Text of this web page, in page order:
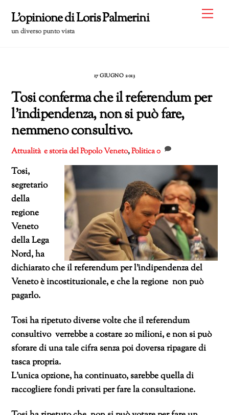
content
L'opinione di Loris Palmerini
un diverso punto vista
17 GIUGNO 2013
Tosi conferma che il referendum per
l’indipendenza, non si può fare,
nemmeno consultivo.
Attualità e storia del Popolo Veneto,Politica0
Tosi,
segretario
della
regione
Veneto
della Lega
Nord, ha
dichiarato che il referendum per l’indipendenza del
Veneto è incostituzionale, e che la regione non può
pagarlo.
Tosi ha ripetuto diverse volte che il referendum
consultivo verrebbe a costare 20 milioni, e non si può
sforare di una tale cifra senza poi doversa ripagare di
tasca propria.
L’unica opzione, ha continuato, sarebbe quella di
raccogliere fondi privati per fare la consultazione.